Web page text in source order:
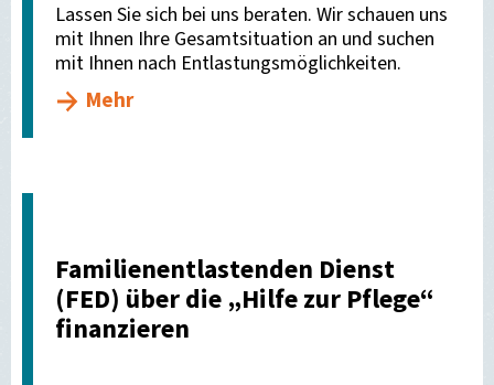
Lassen Sie sich bei uns beraten. Wir schauen uns
mit Ihnen Ihre Gesamtsituation an und suchen
mit Ihnen nach Entlastungsmöglichkeiten.
Mehr
Familienentlastenden Dienst
(FED) über die „Hilfe zur Pflege“
finanzieren